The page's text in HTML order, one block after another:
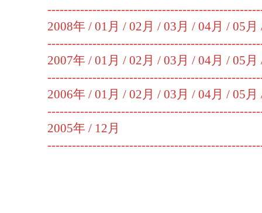
2008年 / 01月 / 02月 / 03月 / 04月 / 05月
2007年 / 01月 / 02月 / 03月 / 04月 / 05月
2006年 / 01月 / 02月 / 03月 / 04月 / 05月
2005年 / 12月